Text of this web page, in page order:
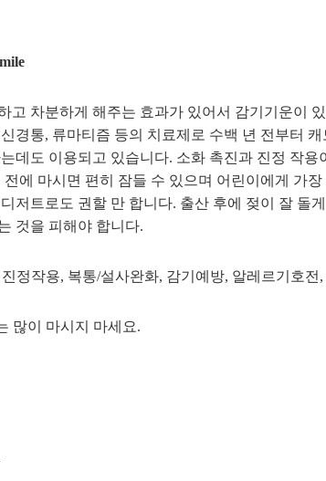
고 차분하게 해주는 효과가 있어서 감기기운이
경통, 류마티즘 등의 치료제로 수백 년 전부터
데도 이용되고 있습니다. 소화 촉진과 진정 작
전에 마시면 편히 잠들 수 있으며 어린이에게 가
저트로도 권할 만 합니다. 출산 후에 젖이 잘 돌
것을 피해야 합니다.
정작용, 복통/설사완화, 감기예방, 알레르기호
많이 마시지 마세요.